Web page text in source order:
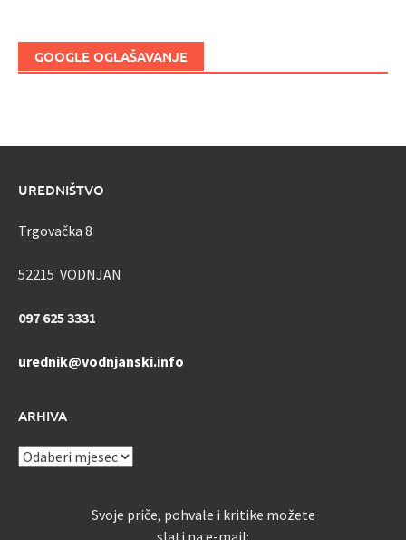
GOOGLE OGLAŠAVANJE
UREDNIŠTVO
Trgovačka 8
52215 VODNJAN
097 625 3331
urednik@vodnjanski.info
ARHIVA
ARHIVA
Svoje priče, pohvale i kritike možete